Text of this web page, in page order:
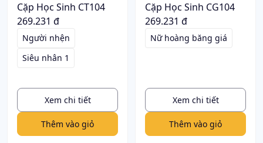
Cặp Học Sinh CT104
269.231 đ
Người nhện
Siêu nhân 1
Xem chi tiết
Thêm vào giỏ
Cặp Học Sinh CG104
269.231 đ
Nữ hoàng băng giá
Xem chi tiết
Thêm vào giỏ